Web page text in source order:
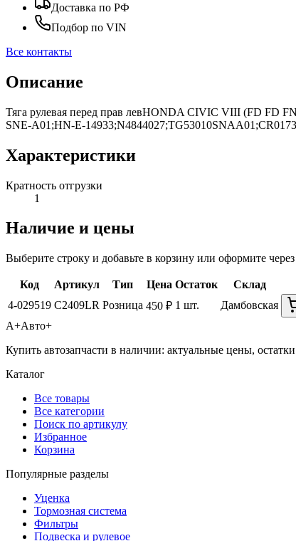
Доставка по РФ
Подбор по VIN
Все контакты
Описание
Тяга рулевая перед прав левHONDA CIVIC VIII (FD FD
SNE-A01;HN-E-
Характеристики
Кратность отгрузки
1
Наличие и цены
Выберите строку и добавьте в корзину или оформите
Код Артикул Тип Цена Остаток
Склад
4-029519 C2409LR Розница 450 ₽ 1 шт. Дамбовская
А+Авто+
Купить автозапчасти в наличии: актуальные цены,
Каталог
Все товары
Все категории
Поиск по артикулу
Избранное
Корзина
Популярные разделы
Уценка
Тормозная система
Фильтры
Подвеска и рулевое